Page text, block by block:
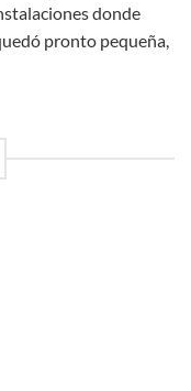
donde
pronto pequeña,